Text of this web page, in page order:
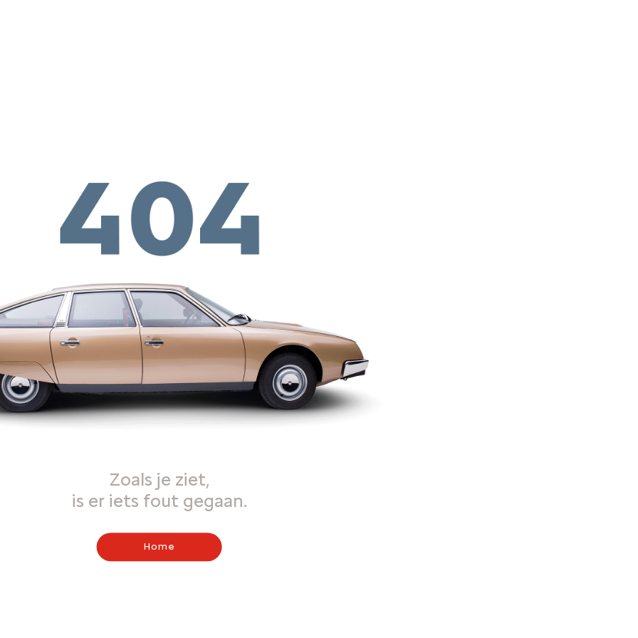
Zoals je ziet,
is er iets fout gegaan.
Home